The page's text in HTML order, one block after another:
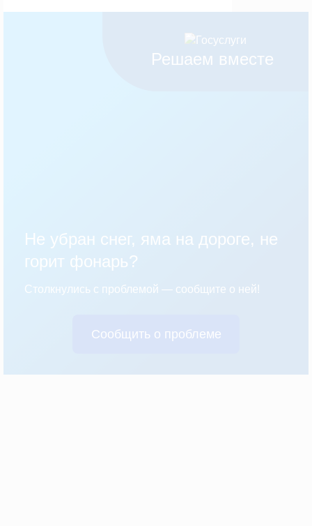
Решаем вместе
Не убран снег, яма на дороге, не
горит фонарь?
Столкнулись с проблемой — сообщите о ней!
Сообщить о проблеме